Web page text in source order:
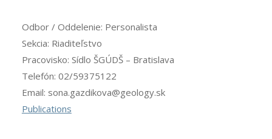
Odbor / Oddelenie: Personalista
Sekcia: Riaditeľstvo
Pracovisko: Sídlo ŠGÚDŠ – Bratislava
Telefón: 02/59375122
Email: sona.gazdikova@geology.sk
Publications